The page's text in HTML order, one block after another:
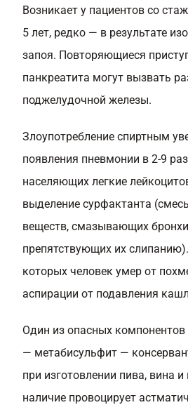
Возникает у пациентов со
5 лет, редко — в результате
запоя. Повторяющиеся
панкреатита могут вызвать
поджелудочной железы.
Злоупотребление спиртным
появления пневмонии в 2-9
населяющих легкие
выделение сурфактанта
веществ, смазывающих
препятствующих их
которых человек умер от
аспирации от подавления
Один из опасных
— метабисульфит —
при изготовлении пива, вина
наличие провоцирует